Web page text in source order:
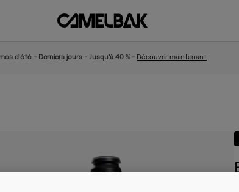
d'été - Derniers jours - Jusqu'à 40 % - Découvrir maintenant